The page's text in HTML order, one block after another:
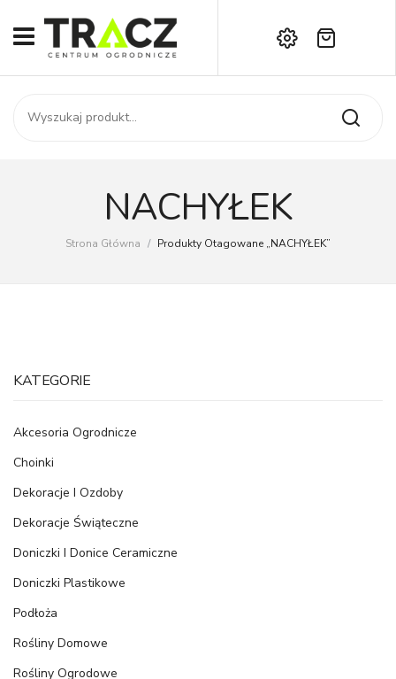
START
SKLEP
Kontakt
Brak produktów w koszyku.
NACHYŁEK
Strona Główna / Produkty Otagowane „NACHYŁEK”
KATEGORIE
Akcesoria Ogrodnicze
Choinki
Dekoracje I Ozdoby
Dekoracje Świąteczne
Doniczki I Donice Ceramiczne
Doniczki Plastikowe
Podłoża
Rośliny Domowe
Rośliny Ogrodowe